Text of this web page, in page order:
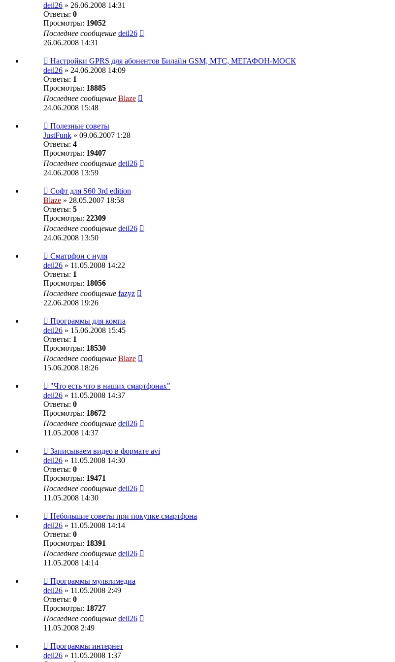
deil26 » 26.06.2008 14:31
Ответы: 0
Просмотры: 19052
Последнее сообщение deil26
26.06.2008 14:31
Настройки GPRS для абонентов Билайн GSM, МТС, МЕГАФОН-МОСК
deil26 » 24.06.2008 14:09
Ответы: 1
Просмотры: 18885
Последнее сообщение Blaze
24.06.2008 15:48
Полезные советы
JustFunk » 09.06.2007 1:28
Ответы: 4
Просмотры: 19407
Последнее сообщение deil26
24.06.2008 13:59
Софт для S60 3rd edition
Blaze » 28.05.2007 18:58
Ответы: 5
Просмотры: 22309
Последнее сообщение deil26
24.06.2008 13:50
Сматрфон с нуля
deil26 » 11.05.2008 14:22
Ответы: 1
Просмотры: 18056
Последнее сообщение fazyz
22.06.2008 19:26
Программы для компа
deil26 » 15.06.2008 15:45
Ответы: 1
Просмотры: 18530
Последнее сообщение Blaze
15.06.2008 18:26
"Что есть что в наших смартфонах"
deil26 » 11.05.2008 14:37
Ответы: 0
Просмотры: 18672
Последнее сообщение deil26
11.05.2008 14:37
Записываем видео в формате avi
deil26 » 11.05.2008 14:30
Ответы: 0
Просмотры: 19471
Последнее сообщение deil26
11.05.2008 14:30
Небольшие советы при покупке смартфона
deil26 » 11.05.2008 14:14
Ответы: 0
Просмотры: 18391
Последнее сообщение deil26
11.05.2008 14:14
Программы мультимедиа
deil26 » 11.05.2008 2:49
Ответы: 0
Просмотры: 18727
Последнее сообщение deil26
11.05.2008 2:49
Программы интернет
deil26 » 11.05.2008 1:37